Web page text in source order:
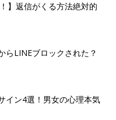
】返信がくる方法絶対的
らLINEブロックされた？
イン4選！男女の心理本気